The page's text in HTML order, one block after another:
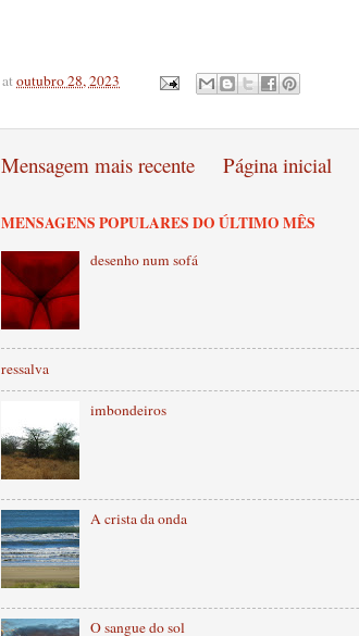
atoutubro 28, 2023
Mensagem mais recente Página inicial
MENSAGENS POPULARES DO ÚLTIMO MÊS
desenho num sofá
ressalva
imbondeiros
A crista da onda
O sangue do sol